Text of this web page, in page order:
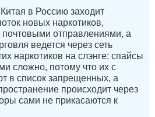
в Россию заходит
новых наркотиков,
почтовыми отправлениями, а
ведется через сеть
наркотиков на слэнге: спайсы
сложно, потому что их с
в список запрещенных, а
происходит через
сами не прикасаются к